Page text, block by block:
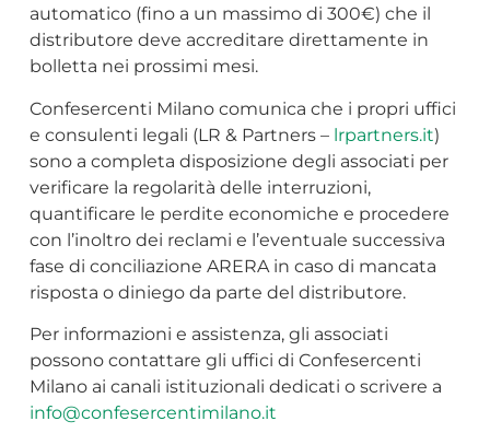
automatico (fino a un massimo di 300€) che il
distributore deve accreditare direttamente in
bolletta nei prossimi mesi.
Confesercenti Milano comunica che i propri uffici
e consulenti legali (LR & Partners – lrpartners.it)
sono a completa disposizione degli associati per
verificare la regolarità delle interruzioni,
quantificare le perdite economiche e procedere
con l’inoltro dei reclami e l’eventuale successiva
fase di conciliazione ARERA in caso di mancata
risposta o diniego da parte del distributore.
Per informazioni e assistenza, gli associati
possono contattare gli uffici di Confesercenti
Milano ai canali istituzionali dedicati o scrivere a
info@confesercentimilano.it